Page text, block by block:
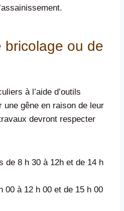
bricolage ou de
à l’aide d’outils
gêne en raison de leur
devront respecter
de 8 h 30 à 12h et de 14 h
00 à 12 h 00 et de 15 h 00